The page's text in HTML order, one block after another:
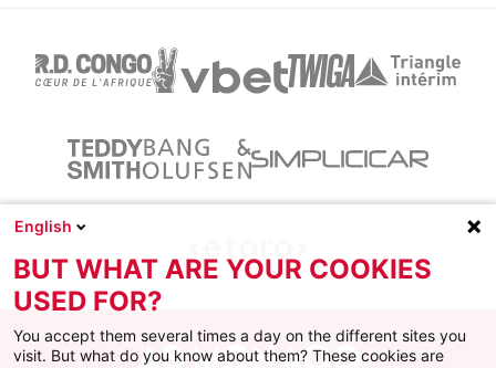
English
BUT WHAT ARE YOUR COOKIES
USED FOR?
You accept them several times a day on the different sites you
visit. But what do you know about them? These cookies are